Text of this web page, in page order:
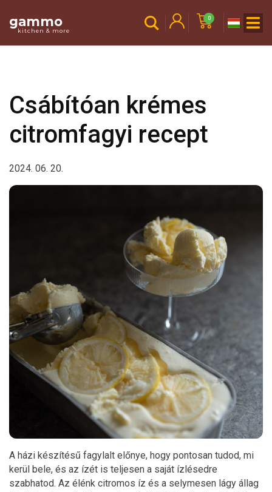
gammo
kitchen & more
0
Csábítóan krémes
citromfagyi recept
2024. 06. 20.
A házi készítésű fagylalt előnye, hogy pontosan tudod, mi
kerül bele, és az ízét is teljesen a saját ízlésedre
szabhatod. Az élénk citromos íz és a selymesen lágy állag